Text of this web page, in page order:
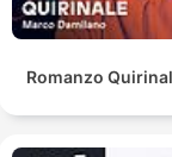
Romanzo